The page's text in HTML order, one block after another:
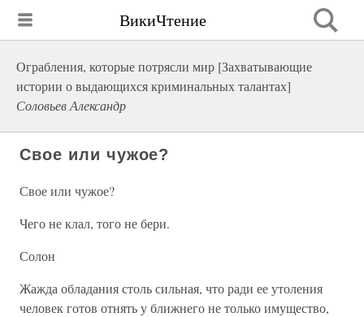
ВикиЧтение
Ограбления, которые потрясли мир [Захватывающие
истории о выдающихся криминальных талантах]
Соловьев Александр
Свое или чужое?
Свое или чужое?
Чего не клал, того не бери.
Солон
Жажда обладания столь сильная, что ради ее утоления
человек готов отнять у ближнего не только имущество,